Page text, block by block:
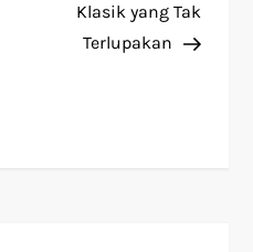
Klasik yang Tak
Terlupakan